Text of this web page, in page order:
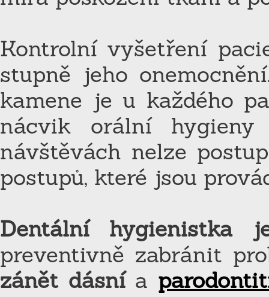
Kontrolní vyšetření
stupně jeho
kamene je u každého
nácvik orální hygieny
návštěvách nelze
postupů, které jsou
Dentální hygienistka
preventivně zabránit
zánět dásnía